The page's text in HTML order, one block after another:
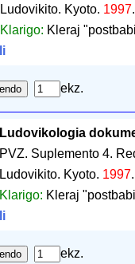
Ludovikito. Kyoto. 1997
Klarigo: Kleraj
ekz.
Ludovikologia
PVZ. Suplemento 4.
Ludovikito. Kyoto. 1997
Klarigo: Kleraj
ekz.